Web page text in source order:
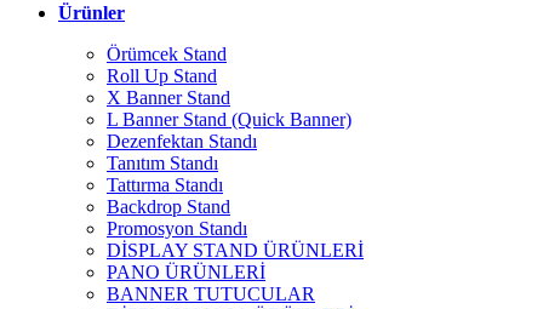
Ürünler
Örümcek Stand
Roll Up Stand
X Banner Stand
L Banner Stand (Quick Banner)
Dezenfektan Standı
Tanıtım Standı
Tattırma Standı
Backdrop Stand
Promosyon Standı
DİSPLAY STAND ÜRÜNLERİ
PANO ÜRÜNLERİ
BANNER TUTUCULAR